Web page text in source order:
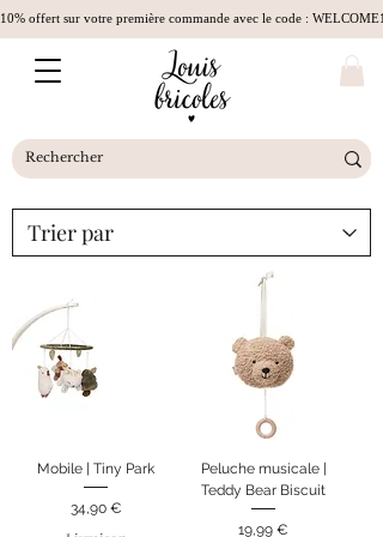
10% offert sur votre première commande avec le code :
Mobile | Tiny Park
Prix
34,90 €
Peluche musicale |
Teddy Bear Biscuit
Prix
19,99 €